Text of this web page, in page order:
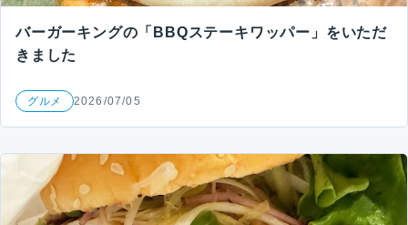
バーガーキングの「BBQステーキワッパー」をいただ
きました
グルメ 2026/07/05